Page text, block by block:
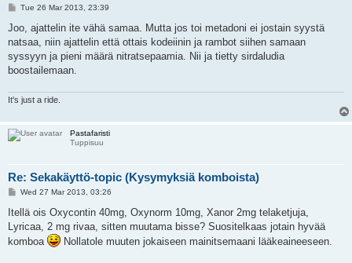
P
s
Tue 26 Mar 2013, 23:39
Joo, ajattelin ite vähä samaa. Mutta jos toi metadoni ei jostain syystä
natsaa, niin ajattelin että ottais kodeiinin ja rambot siihen samaan
syssyyn ja pieni määrä nitratsepaamia. Nii ja tietty sirdaludia
boostailemaan.
It's just a ride.
Pastafaristi
Tuppisuu
Re: Sekakäyttö-topic (Kysymyksiä komboista)
P
s
Wed 27 Mar 2013, 03:26
Itellä ois Oxycontin 40mg, Oxynorm 10mg, Xanor 2mg telaketjuja,
Lyricaa, 2 mg rivaa, sitten muutama bisse? Suositelkaas jotain hyvää
komboa
Nollatole muuten jokaiseen mainitsemaani lääkeaineeseen.